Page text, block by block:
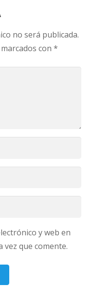
no será publicada.
con *
y web en
que comente.